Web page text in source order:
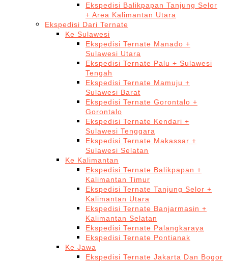
Ekspedisi Balikpapan Tanjung Selor
+ Area Kalimantan Utara
Ekspedisi Dari Ternate
Ke Sulawesi
Ekspedisi Ternate Manado +
Sulawesi Utara
Ekspedisi Ternate Palu + Sulawesi
Tengah
Ekspedisi Ternate Mamuju +
Sulawesi Barat
Ekspedisi Ternate Gorontalo +
Gorontalo
Ekspedisi Ternate Kendari +
Sulawesi Tenggara
Ekspedisi Ternate Makassar +
Sulawesi Selatan
Ke Kalimantan
Ekspedisi Ternate Balikpapan +
Kalimantan Timur
Ekspedisi Ternate Tanjung Selor +
Kalimantan Utara
Ekspedisi Ternate Banjarmasin +
Kalimantan Selatan
Ekspedisi Ternate Palangkaraya
Ekspedisi Ternate Pontianak
Ke Jawa
Ekspedisi Ternate Jakarta Dan Bogor